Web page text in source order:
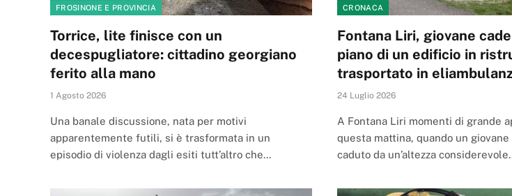
FROSINONE E PROVINCIA
Torrice, lite finisce con un
decespugliatore: cittadino georgiano
ferito alla mano
1 Agosto 2026
Una banale discussione, nata per motivi
apparentemente futili, si è trasformata in un
episodio di violenza dagli esiti tutt’altro che…
CRONACA
Fontana Liri, giovane
piano di un edificio in
trasportato in
24 Luglio 2026
A Fontana Liri momenti di grande
questa mattina, quando un giovane
caduto da un’altezza